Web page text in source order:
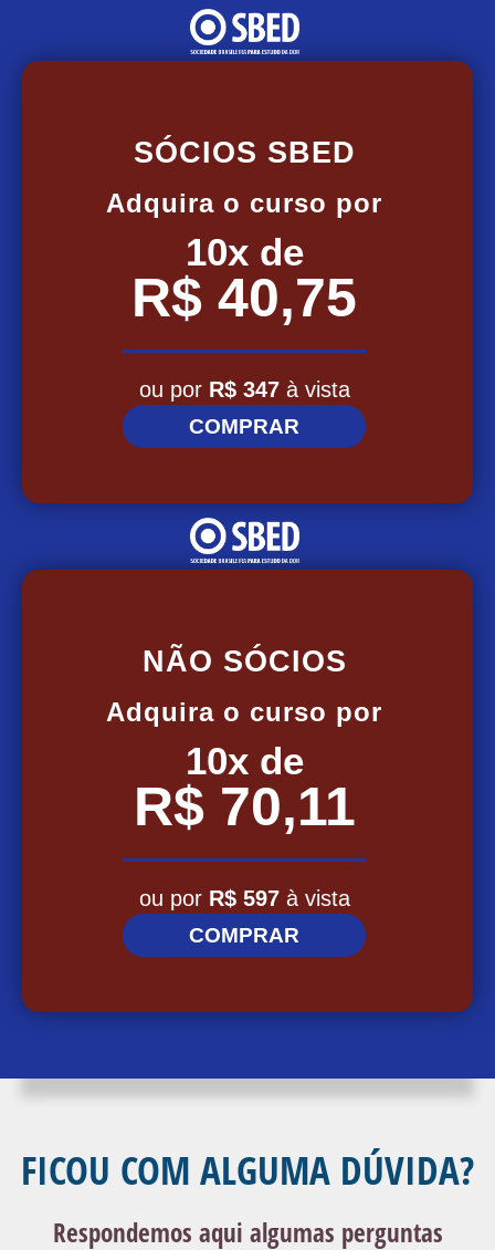
SÓCIOS SBED
Adquira o curso por
10x de
R$ 40,75
ou por R$ 347 à vista
COMPRAR
NÃO SÓCIOS
Adquira o curso por
10x de
R$ 70,11
ou por R$ 597 à vista
COMPRAR
FICOU COM ALGUMA DÚVIDA?
Respondemos aqui algumas perguntas